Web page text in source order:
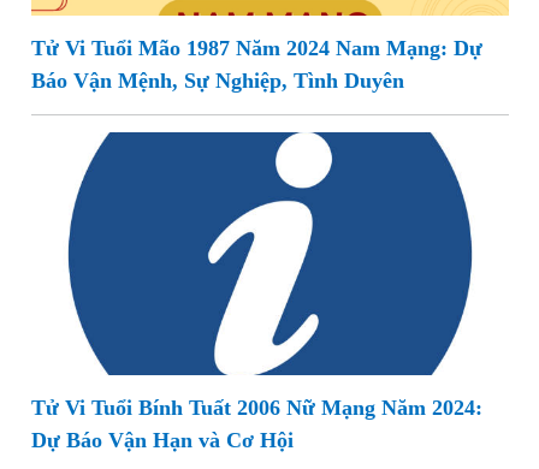
Tử Vi Tuổi Mão 1987 Năm 2024 Nam Mạng: Dự
Báo Vận Mệnh, Sự Nghiệp, Tình Duyên
Tử Vi Tuổi Bính Tuất 2006 Nữ Mạng Năm 2024:
Dự Báo Vận Hạn và Cơ Hội